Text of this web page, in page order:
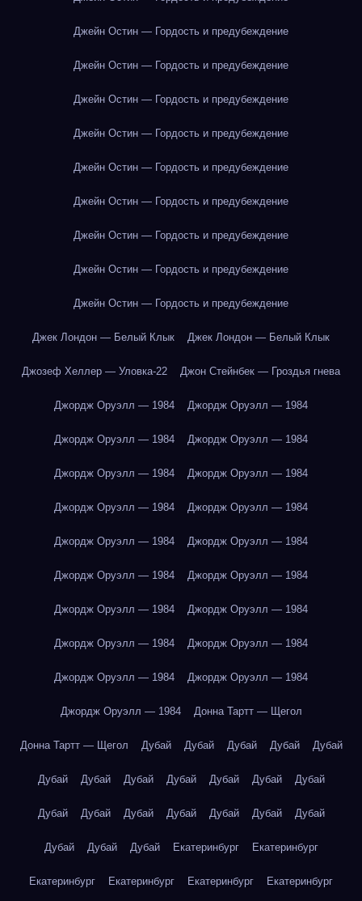
Джейн Остин — Гордость и предубеждение
Джейн Остин — Гордость и предубеждение
Джейн Остин — Гордость и предубеждение
Джейн Остин — Гордость и предубеждение
Джейн Остин — Гордость и предубеждение
Джейн Остин — Гордость и предубеждение
Джейн Остин — Гордость и предубеждение
Джейн Остин — Гордость и предубеждение
Джейн Остин — Гордость и предубеждение
Джек Лондон — Белый Клык Джек Лондон — Белый Клык
Джозеф Хеллер — Уловка-22 Джон Стейнбек — Гроздья гнева
Джордж Оруэлл — 1984 Джордж Оруэлл — 1984
Джордж Оруэлл — 1984 Джордж Оруэлл — 1984
Джордж Оруэлл — 1984 Джордж Оруэлл — 1984
Джордж Оруэлл — 1984 Джордж Оруэлл — 1984
Джордж Оруэлл — 1984 Джордж Оруэлл — 1984
Джордж Оруэлл — 1984 Джордж Оруэлл — 1984
Джордж Оруэлл — 1984 Джордж Оруэлл — 1984
Джордж Оруэлл — 1984 Джордж Оруэлл — 1984
Джордж Оруэлл — 1984 Джордж Оруэлл — 1984
Джордж Оруэлл — 1984 Донна Тартт — Щегол
Донна Тартт — Щегол Дубай Дубай Дубай Дубай Дубай
Дубай Дубай Дубай Дубай Дубай Дубай Дубай
Дубай Дубай Дубай Дубай Дубай Дубай Дубай
Дубай Дубай Дубай Екатеринбург Екатеринбург
Екатеринбург Екатеринбург Екатеринбург Екатеринбург